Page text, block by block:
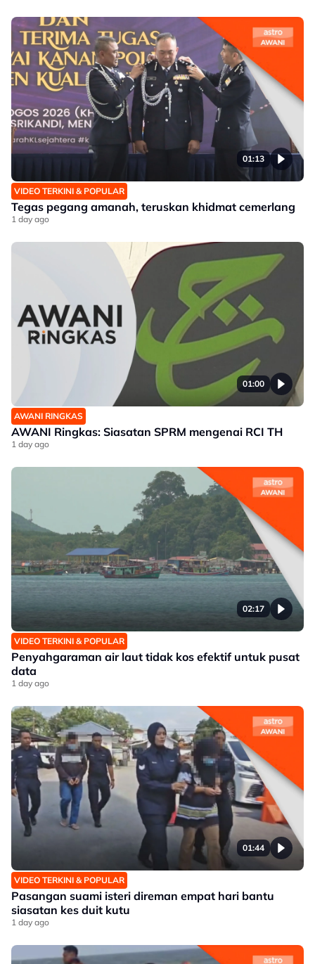
01:13
VIDEO TERKINI & POPULAR
Tegas pegang amanah, teruskan khidmat cemerlang
1 day ago
01:00
AWANI RINGKAS
AWANI Ringkas: Siasatan SPRM mengenai RCI TH
1 day ago
02:17
VIDEO TERKINI & POPULAR
Penyahgaraman air laut tidak kos efektif untuk pusat
data
1 day ago
01:44
VIDEO TERKINI & POPULAR
Pasangan suami isteri direman empat hari bantu
siasatan kes duit kutu
1 day ago